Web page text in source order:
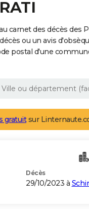
carnet des décès des
ou un avis
postal d'une
gratuitsur
Décès
29/10/2023 à